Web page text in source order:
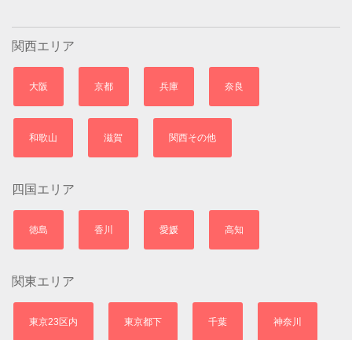
関西エリア
大阪 京都 兵庫 奈良
和歌山 滋賀 関西その他
四国エリア
徳島 香川 愛媛 高知
関東エリア
東京23区内 東京都下 千葉 神奈川